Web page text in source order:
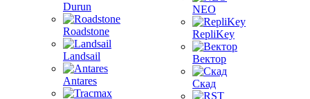
Durun
Roadstone
Landsail
Antares
NEO
RepliKey
Вектор
Скад